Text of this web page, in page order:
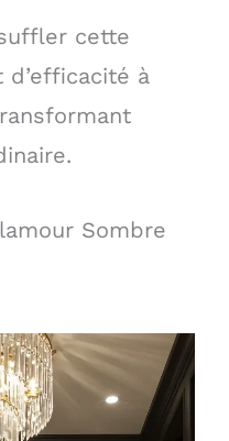
cette
à
Sombre